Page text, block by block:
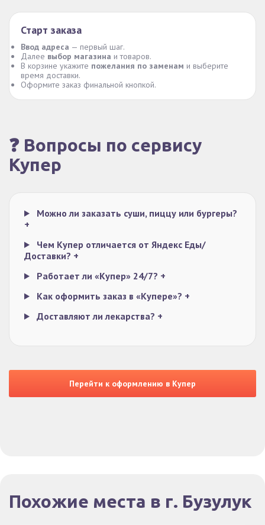
Старт заказа
Ввод адреса — первый шаг.
Далее выбор магазина и товаров.
В корзине укажите пожелания по заменам и выберите
время доставки.
Оформите заказ финальной кнопкой.
❓ Вопросы по сервису
Купер
Можно ли заказать суши, пиццу или бургеры?
+
Чем Купер отличается от Яндекс Еды/
Доставки? +
Работает ли «Купер» 24/7? +
Как оформить заказ в «Купере»? +
Доставляют ли лекарства? +
Перейти к оформлению в Купер
Похожие места в г. Бузулук